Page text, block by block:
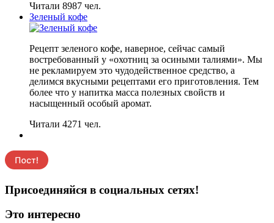
Читали 8987 чел.
Зеленый кофе
Рецепт зеленого кофе, наверное, сейчас самый
востребованный у «охотниц за осиными талиями». Мы
не рекламируем это чудодейственное средство, а
делимся вкусными рецептами его приготовления. Тем
более что у напитка масса полезных свойств и
насыщенный особый аромат.
Читали 4271 чел.
Присоединяйся в социальных сетях!
Это интересно